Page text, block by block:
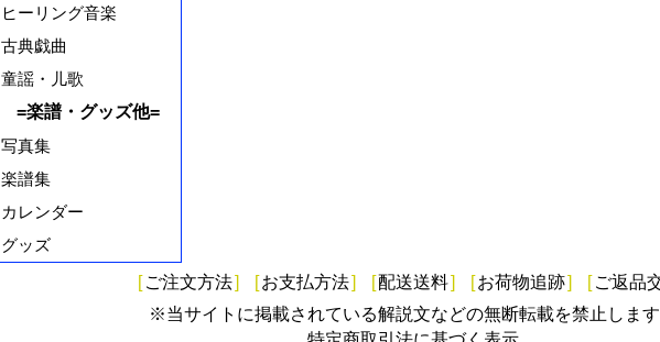
ヒーリング音楽
古典戯曲
童謡・儿歌
=楽譜・グッズ他=
写真集
楽譜集
カレンダー
グッズ
[ ご注文方法] [お支払方法] [配送送料] [お荷物追跡] [ ご返品
※当サイトに掲載されている解説文などの無断転載を禁止します